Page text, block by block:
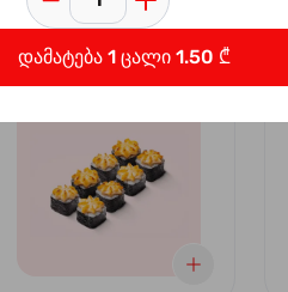
დამატება 1 ცალი 1.50 ₾